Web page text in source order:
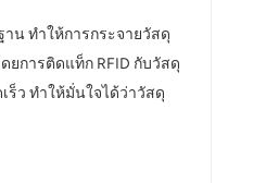
น ทำให้การกระจายวัสดุ
ยการติดแท็ก RFID กับวัสดุ
ว ทำให้มั่นใจได้ว่าวัสดุ